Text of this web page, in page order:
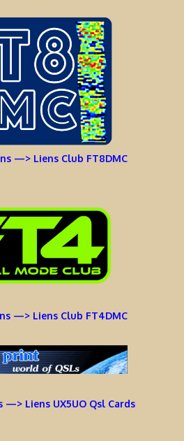
—> Liens Club FT8DMC
—> Liens Club FT4DMC
—> Liens UX5UO Qsl Cards